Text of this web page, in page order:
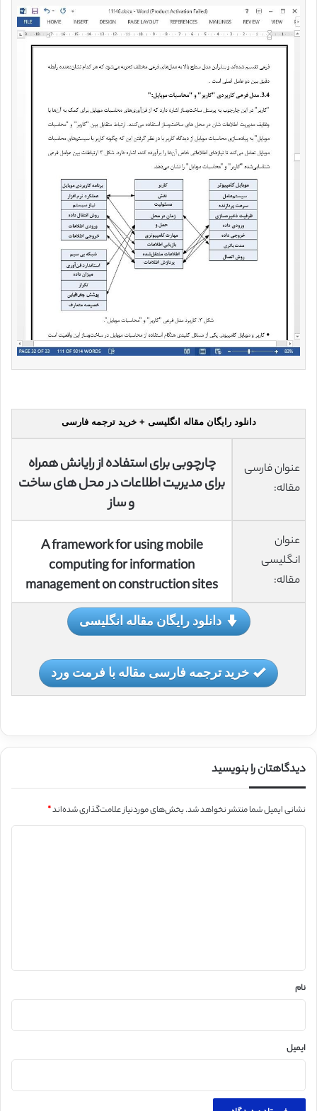
دانلود رایگان مقاله انگلیسی + خرید ترجمه فارسی
عنوان فارسی
مقاله:
چارچوبی برای استفاده از رایانش همراه
برای مدیریت اطلاعات در محل های ساخت
و ساز
عنوان
انگلیسی
مقاله:
A framework for using mobile
computing for information
management on construction sites
دانلود رایگان مقاله انگلیسی
خرید ترجمه فارسی مقاله با فرمت ورد
دیدگاهتان را بنویسید
نشانی ایمیل شما منتشر نخواهد شد.بخش‌های موردنیاز علامت‌گذاری شده‌اند*
نام
ایمیل